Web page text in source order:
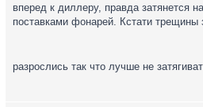
вперед к диллеру, правда затянется
поставками фонарей. Кстати трещины
разрослись так что лучше не